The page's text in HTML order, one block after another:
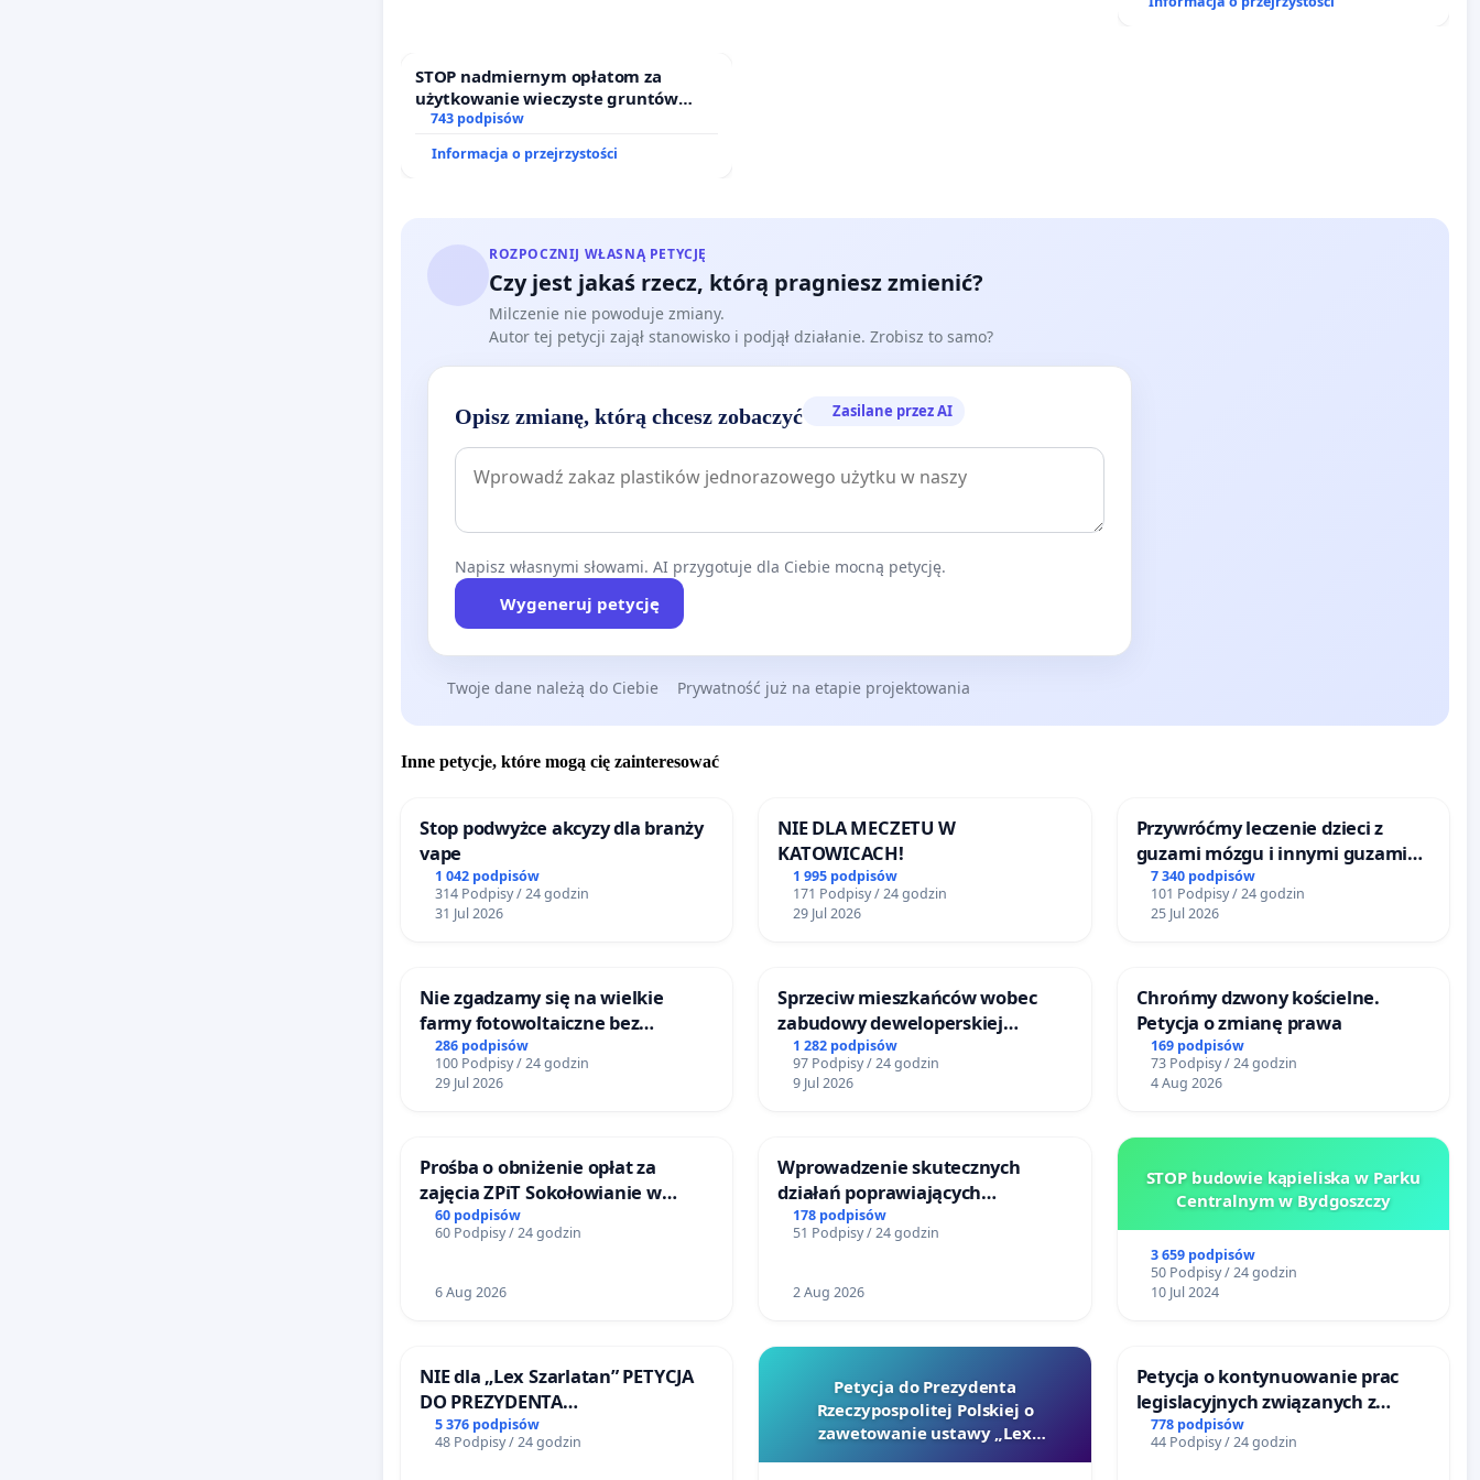
STOP nadmiernym opłatom za
użytkowanie wieczyste gruntów
zajmowanych przez rodzinne ogrody
743 podpisów
Informacja o przejrzystości
ROZPOCZNIJ WŁASNĄ PETYCJĘ
Czy jest jakaś rzecz, którą pragniesz zmienić?
Milczenie nie powoduje zmiany.
Autor tej petycji zajął stanowisko i podjął działanie. Zrobisz to samo?
Opisz zmianę, którą chcesz zobaczyć Zasilane przez AI
Napisz własnymi słowami. AI przygotuje dla Ciebie mocną petycję.
Wygeneruj petycję
Twoje dane należą do Ciebie Prywatność już na etapie projektowania
Inne petycje, które mogą cię zainteresować
Stop podwyżce akcyzy dla branży
vape
1 042 podpisów
314 Podpisy / 24 godzin
31 Jul 2026
NIE DLA MECZETU W
KATOWICACH!
1 995 podpisów
171 Podpisy / 24 godzin
29 Jul 2026
Przywróćmy leczenie dzieci z
guzami mózgu i innymi guzami
litymi do Górnośląskiego
Centrum Zdrowia Dziecka w
Katowicach
7 340 podpisów
101 Podpisy / 24 godzin
25 Jul 2026
Nie zgadzamy się na wielkie
farmy fotowoltaiczne bez
rzetelnych analiz i akceptacji
mieszkańców
286 podpisów
100 Podpisy / 24 godzin
29 Jul 2026
Sprzeciw mieszkańców wobec
zabudowy deweloperskiej
terenow zielonych w rejonie
Bulwarów Straceńskich w
Bielsku-Białej
1 282 podpisów
97 Podpisy / 24 godzin
9 Jul 2026
Chrońmy dzwony kościelne.
Petycja o zmianę prawa
169 podpisów
73 Podpisy / 24 godzin
4 Aug 2026
Prośba o obniżenie opłat za
zajęcia ZPiT Sokołowianie w
Sokołowskim Ośrodku Kultury
60 podpisów
60 Podpisy / 24 godzin
6 Aug 2026
Wprowadzenie skutecznych
działań poprawiających
bezpieczeństwo na ulicy
Żeromskiego w Otwocku
178 podpisów
51 Podpisy / 24 godzin
2 Aug 2026
STOP budowie kąpieliska w Parku
Centralnym w Bydgoszczy
3 659 podpisów
50 Podpisy / 24 godzin
10 Jul 2024
NIE dla „Lex Szarlatan” PETYCJA
DO PREZYDENTA
RZECZYPOSPOLITEJ POLSKIEJ
5 376 podpisów
48 Podpisy / 24 godzin
Petycja do Prezydenta
Rzeczypospolitej Polskiej o
zawetowanie ustawy „Lex
Petycja o kontynuowanie prac
legislacyjnych związanych z
reformą prawa rodzinnego
778 podpisów
44 Podpisy / 24 godzin